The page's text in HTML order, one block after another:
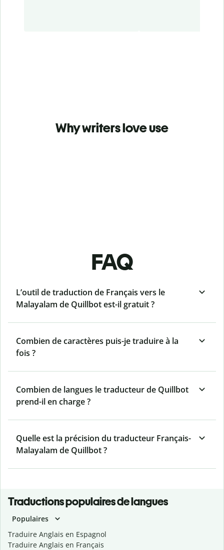
Why writers love use
FAQ
L’outil de traduction de Français vers le
Malayalam de Quillbot est-il gratuit ?
Combien de caractères puis-je traduire à la
fois ?
Combien de langues le traducteur de Quillbot
prend-il en charge ?
Quelle est la précision du traducteur Français-
Malayalam de Quillbot ?
Traductions populaires de langues
Populaires
Traduire Anglais en Espagnol
Traduire Anglais en Français